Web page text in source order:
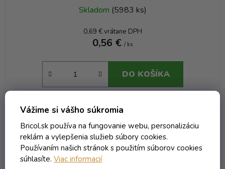
Vážime si vášho súkromia
Bricol.sk používa na fungovanie webu, personalizáciu
reklám a vylepšenia služieb súbory cookies.
Používaním našich stránok s použitím súborov cookies
súhlasíte. Viac informacií
Skladom (5983 ks)
0,69 € vrátane DPH
0,56 € / ks
DO KOŠÍKA
NOVINKA